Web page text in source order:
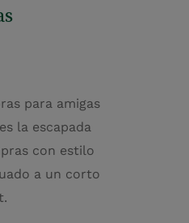
para amigas
la escapada
con estilo
a un corto